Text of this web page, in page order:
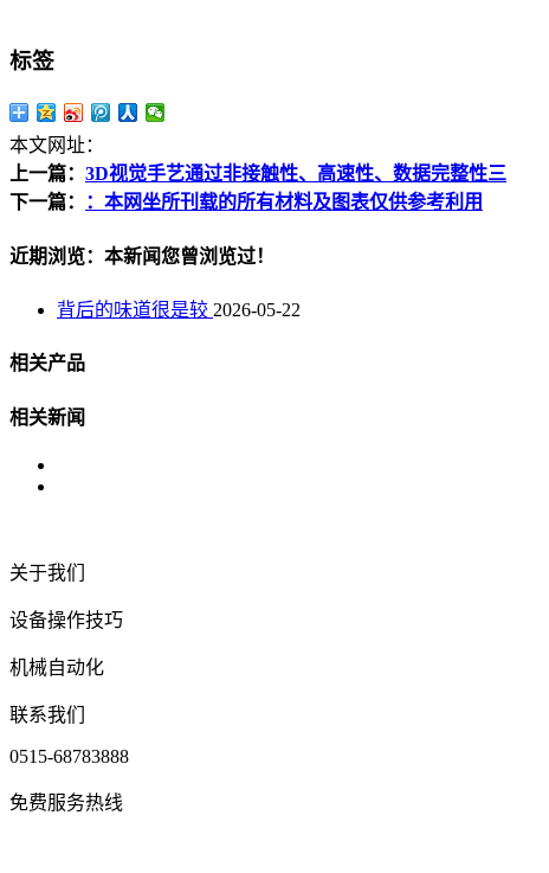
标签
本文网址：
上一篇： 3D视觉手艺通过非接触性、高速性、数据完整性三
下一篇：
：本网坐所刊载的所有材料及图表仅供参考利用
近期浏览：本新闻您曾浏览过！
背后的味道很是较 2026-05-22
相关产品
相关新闻
关于我们
设备操作技巧
机械自动化
联系我们
0515-68783888
免费服务热线